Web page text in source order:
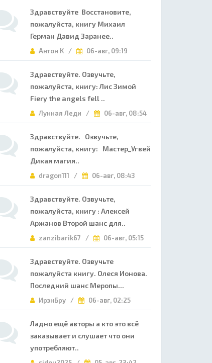
Здравствуйте Восстановите,
пожалуйста, книгу Михаил
Герман Давид Заранее..
Антон К / 06-авг, 09:19
Здравствуйте. Озвучьте,
пожалуйста, книгу: Лис Зимой
Fiery the angels fell ..
Лунная Леди / 06-авг, 08:54
Здравствуйте. Озвучьте,
пожалуйста, книгу: Мастер_Угвей
Дикая магия..
dragon111 / 06-авг, 08:43
Здравствуйте. Озвучьте,
пожалуйста, книгу : Алексей
Аржанов Второй шанс для..
zanzibarik67 / 06-авг, 05:15
Здравствуйте. Озвучьте
пожалуйста книгу. Олеся Ионова.
Последний шанс Меропы...
ИрэнБру / 06-авг, 02:25
Ладно ещё авторы а кто это всё
заказывает и слушает что они
употребляют..